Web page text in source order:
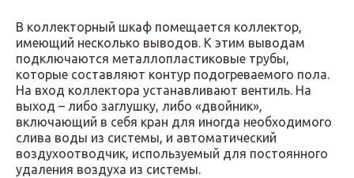
В коллекторный шкаф помещается коллектор,
имеющий несколько выводов. К этим выводам
подключаются металлопластиковые трубы,
которые составляют контур подогреваемого пола.
На вход коллектора устанавливают вентиль. На
выход – либо заглушку, либо «двойник»,
включающий в себя кран для иногда необходимого
слива воды из системы, и автоматический
воздухоотводчик, используемый для постоянного
удаления воздуха из системы.